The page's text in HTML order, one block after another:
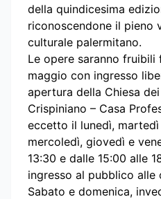
della quindicesima
riconoscendone il pieno
culturale palermitano.
Le opere saranno fruibili
maggio con ingresso
apertura della Chiesa
Crispiniano – Casa
eccetto il lunedì,
mercoledì, giovedì e
13:30 e dalle 15:00 alle
ingresso al pubblico alle
Sabato e domenica,